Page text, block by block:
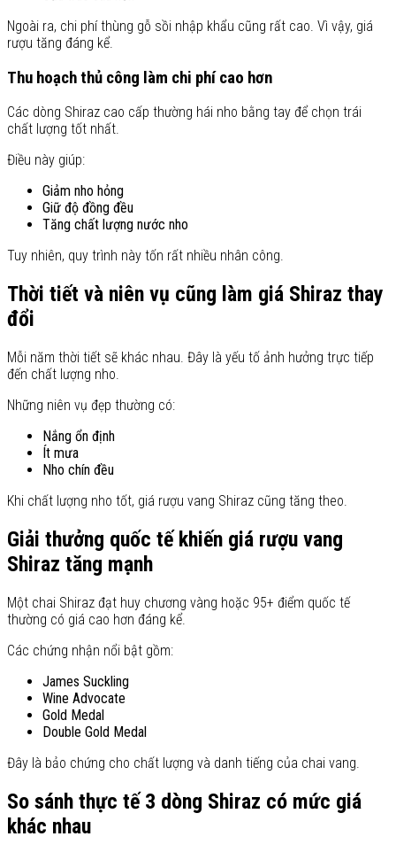
Ngoài ra, chi phí thùng gỗ sồi nhập khẩu cũng rất cao. Vì vậy, giá
rượu tăng đáng kể.
Thu hoạch thủ công làm chi phí cao hơn
Các dòng Shiraz cao cấp thường hái nho bằng tay để chọn trái
chất lượng tốt nhất.
Điều này giúp:
Giảm nho hỏng
Giữ độ đồng đều
Tăng chất lượng nước nho
Tuy nhiên, quy trình này tốn rất nhiều nhân công.
Thời tiết và niên vụ cũng làm giá Shiraz thay
đổi
Mỗi năm thời tiết sẽ khác nhau. Đây là yếu tố ảnh hưởng trực tiếp
đến chất lượng nho.
Những niên vụ đẹp thường có:
Nắng ổn định
Ít mưa
Nho chín đều
Khi chất lượng nho tốt, giá rượu vang Shiraz cũng tăng theo.
Giải thưởng quốc tế khiến giá rượu vang
Shiraz tăng mạnh
Một chai Shiraz đạt huy chương vàng hoặc 95+ điểm quốc tế
thường có giá cao hơn đáng kể.
Các chứng nhận nổi bật gồm:
James Suckling
Wine Advocate
Gold Medal
Double Gold Medal
Đây là bảo chứng cho chất lượng và danh tiếng của chai vang.
So sánh thực tế 3 dòng Shiraz có mức giá
khác nhau